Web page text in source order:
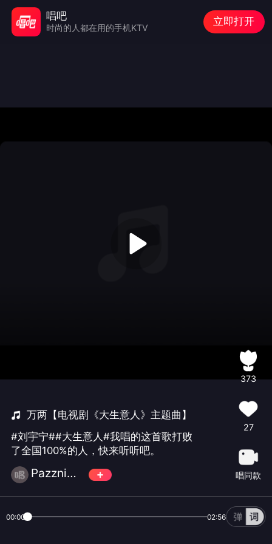
万两【电视剧《大生意人》主题曲】
#刘宇宁##大生意人#我唱的这首歌打败
了全国100%的人，快来听听吧。
Pazzni☄️萬♾️歌
373
27
唱同款
00:00 02:56
唱吧
时尚的人都在用的手机KTV
立即打开